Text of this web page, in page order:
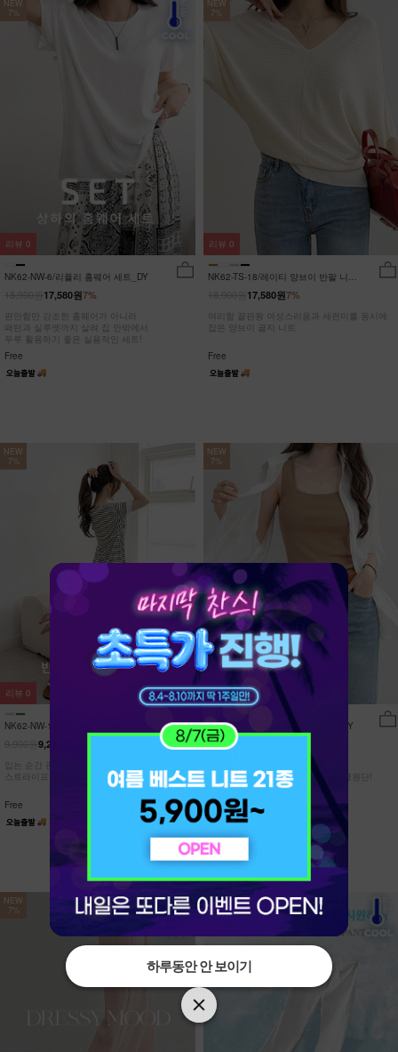
NEW
7%
NK62-NW-6/리플리 홈웨어 세트_DY
7%
17,580원
편안함만 강조한 홈웨어가 아니라
패턴과 실루엣까지 살려 집 안밖에서
두루 활용하기 좋은 실용적인 세트!
Free
리뷰 0
NEW
7%
NK62-TS-18/레이티 양브이 반팔 니트
7%
17,580원
여리함 끝판왕 여성스러움과 세련미를 동시에
잡은 양브이 골지 니트
Free
리뷰 0
NEW
7%
NK62-NW-11/유포니 반팔+반바지 홈웨
9,210원
입는 순간 편안함이 달라지는 캡내장
스트라이프 홈웨어 SET
Free
리뷰 0
NEW
7%
NK62-TS-32/일루민 뒤트임 셔츠_DY
21,900원
[ 답답한ZERO! 시스루 원단! ]
[55-99] 은은하게 반짝이는 고급링클원단!
자연스럽게 흐르는 핏!
Free
리뷰15
NEW
7%
NEW
7%
하루동안 안 보이기
하루동안 안 보이기